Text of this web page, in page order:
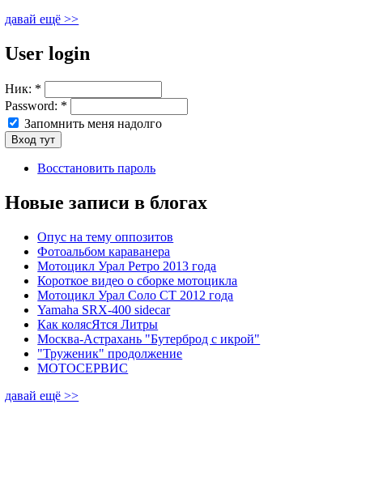
давай ещё >>
User login
Ник: *
Password: *
Запомнить меня надолго
Восстановить пароль
Новые записи в блогах
Опус на тему оппозитов
Фотоальбом караванера
Мотоцикл Урал Ретро 2013 года
Короткое видео о сборке мотоцикла
Мотоцикл Урал Соло СТ 2012 года
Yamaha SRX-400 sidecar
Как колясЯтся Литры
Москва-Астрахань "Бутерброд с икрой"
"Труженик" продолжение
МОТОСЕРВИС
давай ещё >>